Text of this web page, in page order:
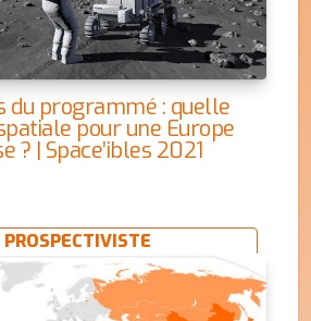
du programmé : quelle
pour une Europe
? | Space’ibles 2021